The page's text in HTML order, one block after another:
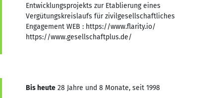
Entwicklungsprojekts zur Etablierung eines
Vergütungskreislaufs für zivilgesellschaftliches
Engagement WEB : https://www.flarity.io/
https://www.gesellschaftplus.de/
Bis heute 28 Jahre und 8 Monate, seit 1998